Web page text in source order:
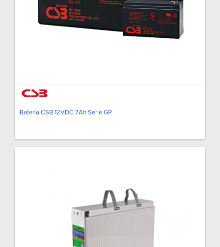
Batería CSB 12VDC 7Ah Serie GP